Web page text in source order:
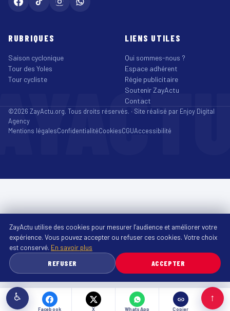
Facebook X WhatsApp Copier
RUBRIQUES
Saison cyclonique
Tour des Yoles
Tour cycliste
LIENS UTILES
Qui sommes-nous ?
Espace adhérent
Régie publicitaire
Soutenir ZayActu
Contact
©2026 ZayActu.org. Tous droits réservés. · Site réalisé par Enjoy Digital
Agency
Mentions légalesConfidentialitéCookiesCGUAccessibilité
♿ ↑
ZayActu utilise des cookies pour mesurer l’audience et améliorer votre
expérience. Vous pouvez accepter ou refuser ces cookies. Votre choix
est conservé. En savoir plus
REFUSER
ACCEPTER